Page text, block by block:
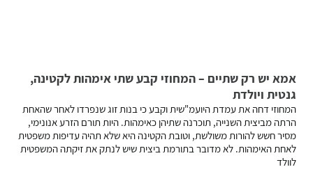
אמא יש רק שתיים – המחוזי קבע שתי אימהות לקטינה,
גנטית ויולדת
המחוזי דחה את עמדת היועמ"שית וקבע כי בנות זוג שנפרדו לאחר שהאחת
הרתה מביצית השנייה, תוכרנה שתיהן כאימהות. היות תורם הזרע אנונימי,
מסיר חשש להורות משולשת, וטובת הקטינה היא שלא תהיה עדיפות משפטית
לאחת האימהות. לא מדובר בתורמת ביצית שיש לנתק את זיקתה המשפטית
לוולד